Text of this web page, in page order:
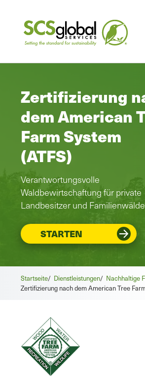
Zertifizierung
dem American
Farm System
(ATFS)
Verantwortungsvolle
Waldbewirtschaftung für private
Landbesitzer und
STARTEN
Startseite/ Dienstleistungen/ Nachhaltige
Zertifizierung nach dem American Tree